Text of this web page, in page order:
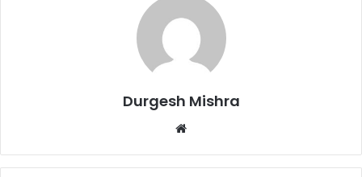
Durgesh Mishra
Website